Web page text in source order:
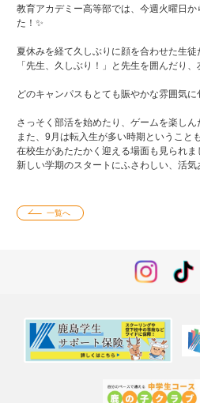
教育アカデミー高等部では、今週火曜日
た！✨
夏休みを経て久しぶりに顔を合わせた生徒
「先生、久しぶり！」と先生を囲んだり
どのキャンパスもとても賑やかな雰囲気
さっそく部活を始めたり、ゲームを楽しん
また、9月は転入生が多い時期ということも
在校生があたたかく迎える場面も見られま
新しい学期のスタートにふさわしい、活
一覧へ